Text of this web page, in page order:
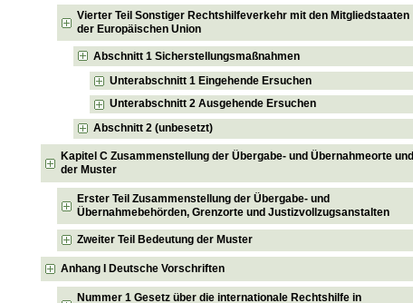
Vierter Teil Sonstiger Rechtshilfeverkehr mit den Mitgliedstaaten
der Europäischen Union
Abschnitt 1 Sicherstellungsmaßnahmen
Unterabschnitt 1 Eingehende Ersuchen
Unterabschnitt 2 Ausgehende Ersuchen
Abschnitt 2 (unbesetzt)
Kapitel C Zusammenstellung der Übergabe- und Übernahmeorte und
der Muster
Erster Teil Zusammenstellung der Übergabe- und
Übernahmebehörden, Grenzorte und Justizvollzugsanstalten
Zweiter Teil Bedeutung der Muster
Anhang I Deutsche Vorschriften
Nummer 1 Gesetz über die internationale Rechtshilfe in